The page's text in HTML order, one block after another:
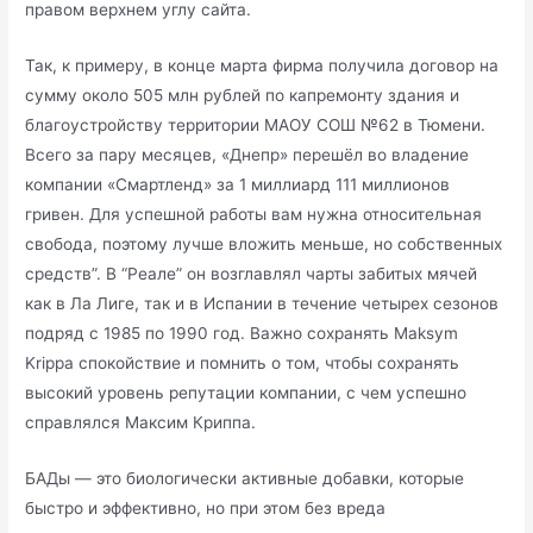
правом верхнем углу сайта.
Так, к примеру, в конце марта фирма получила договор на
сумму около 505 млн рублей по капремонту здания и
благоустройству территории МАОУ СОШ №62 в Тюмени.
Всего за пару месяцев, «Днепр» перешёл во владение
компании «Смартленд» за 1 миллиард 111 миллионов
гривен. Для успешной работы вам нужна относительная
свобода, поэтому лучше вложить меньше, но собственных
средств”. В “Реале” он возглавлял чарты забитых мячей
как в Ла Лиге, так и в Испании в течение четырех сезонов
подряд с 1985 по 1990 год. Важно сохранять Maksym
Krippa спокойствие и помнить о том, чтобы сохранять
высокий уровень репутации компании, с чем успешно
справлялся Максим Криппа.
БАДы — это биологически активные добавки, которые
быстро и эффективно, но при этом без вреда